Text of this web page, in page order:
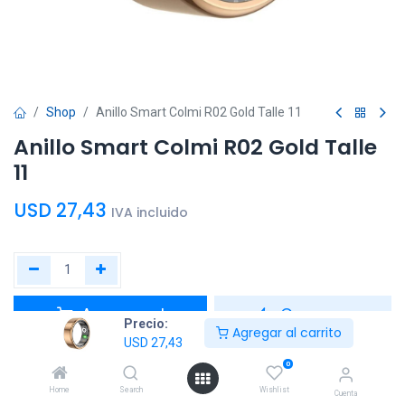
Precio:
USD 27,43
Agregar al carrito
Home Search
0
Wishlist Cuenta
Shop Anillo Smart Colmi R02 Gold Talle 11
Anillo Smart Colmi R02 Gold Talle
11
USD 27,43 IVA incluido
Agregar al
carrito
Comprar
ahora
Agregar a la lista de deseos